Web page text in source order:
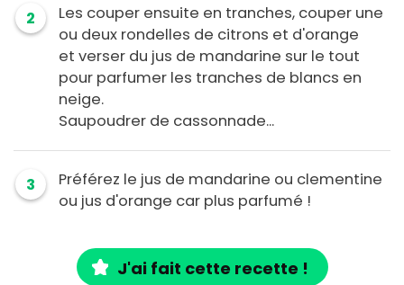
2
Les couper ensuite en tranches, couper une
ou deux rondelles de citrons et d'orange
et verser du jus de mandarine sur le tout
pour parfumer les tranches de blancs en
neige.
Saupoudrer de cassonnade...
3
Préférez le jus de mandarine ou clementine
ou jus d'orange car plus parfumé !
J'ai fait cette recette !